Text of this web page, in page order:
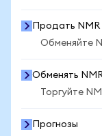
Продать NMR
Обменяйте
Обменять
Торгуйте
Прогнозы